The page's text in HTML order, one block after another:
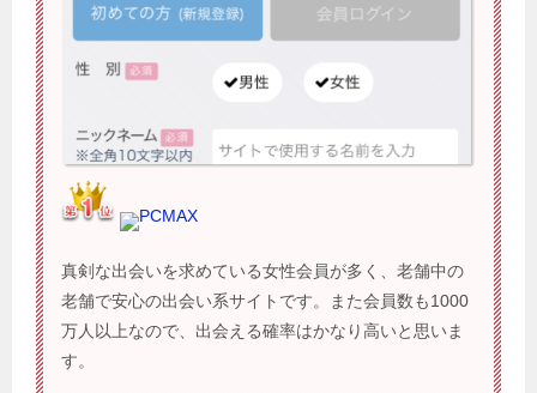
PCMAX
真剣な出会いを求めている女性会員が多く、老舗中の
老舗で安心の出会い系サイトです。また会員数も1000
万人以上なので、出会える確率はかなり高いと思いま
す。